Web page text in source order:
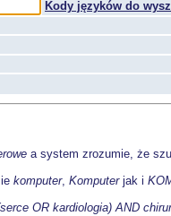
Kody języków do
a system zrozumie, że
komputer, Komputerjak i
OR kardiologia) AND